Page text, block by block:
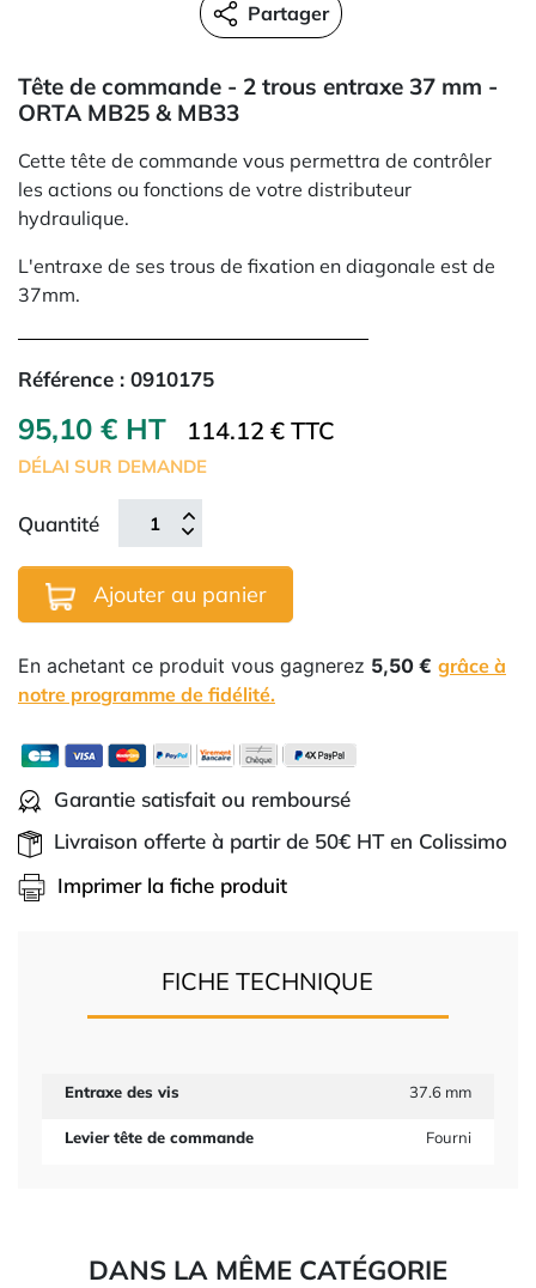
Partager
Tête de commande - 2 trous entraxe 37 mm -
ORTA MB25 & MB33
Cette tête de commande vous permettra de contrôler
les actions ou fonctions de votre distributeur
hydraulique.
L'entraxe de ses trous de fixation en diagonale est de
37mm.
Référence : 0910175
95,10 € HT 114.12 € TTC
DÉLAI SUR DEMANDE
Quantité
Ajouter au panier
En achetant ce produit vous gagnerez 5,50 € grâce à
notre programme de fidélité.
Garantie satisfait ou remboursé
Livraison offerte à partir de 50€ HT en Colissimo
Imprimer la fiche produit
FICHE TECHNIQUE
Entraxe des vis 37.6 mm
Levier tête de commande Fourni
DANS LA MÊME CATÉGORIE